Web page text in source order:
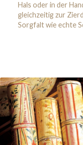
Hals oder in der
gleichzeitig zur
Sorgfalt wie echte